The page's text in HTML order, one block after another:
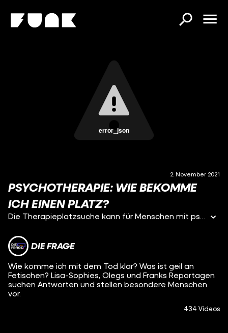
error_json
2. November 2021
PSYCHOTHERAPIE: WIE BEKOMME
ICH EINEN PLATZ?
Die Therapieplatzsuche kann für Menschen mit psychischen Erkrankungen wahnsinnig belastend sein und sich als unglaublich schwer herausstellen. Hannes leidet seit Jahren an Panikattacken und jeder Tag fühlt sich für ihn an, als wäre er einen Marathon gelaufen. Deshalb sucht der 26-Jährige seit Jahren verzweifelt einen Therapieplatz – stößt dabei aber immer wieder auf extrem lange Wartezeiten. Lisa-Sophie will wissen, woran das liegt und welche Möglichkeiten es überhaupt gibt, einen Therapieplatz zu bekommen.
DIE FRAGE
Wie komme ich mit dem Tod klar? Was ist geil an
Fetischen? Lisa-Sophies, Olegs und Franks Reportagen
suchen Antworten und stellen besondere Menschen
vor.
434 Videos